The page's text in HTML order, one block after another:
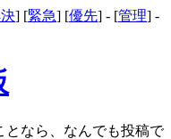
] [緊急] [優先] - [管理] -
となら、なんでも投稿で